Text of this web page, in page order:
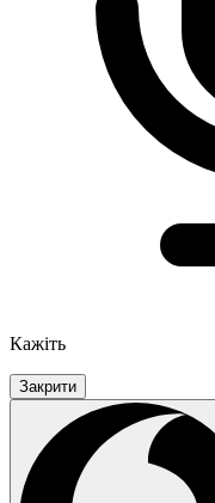
Кажіть
Закрити